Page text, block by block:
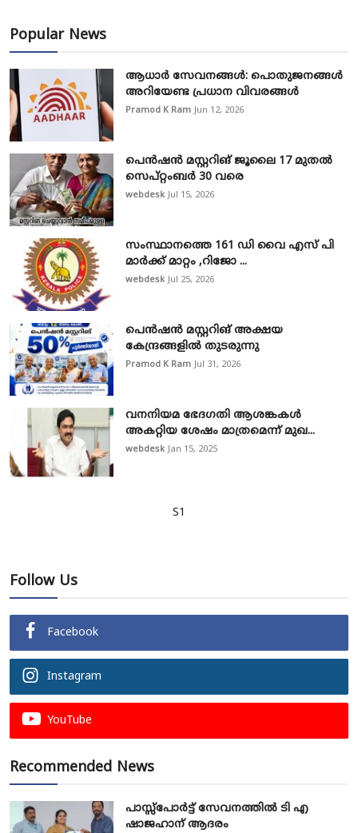
Popular News
ആധാർ സേവനങ്ങൾ: പൊതുജനങ്ങൾ
അറിയേണ്ട പ്രധാന വിവരങ്ങൾ
Pramod K Ram Jun 12, 2026
പെൻഷൻ മസ്റ്ററിങ് ജൂലൈ 17 മുതൽ
സെപ്റ്റംബർ 30 വരെ
webdesk Jul 15, 2026
സംസ്ഥാനത്തെ 161 ഡി വൈ എസ് പി
മാർക്ക് മാറ്റം ,റിജോ ...
webdesk Jul 25, 2026
പെൻഷൻ മസ്റ്ററിങ് അക്ഷയ
കേന്ദ്രങ്ങളിൽ തുടരുന്നു
Pramod K Ram Jul 31, 2026
വനനിയമ ഭേദഗതി ആശങ്കകൾ
അകറ്റിയ ശേഷം മാത്രമെന്ന് മുഖ...
webdesk Jan 15, 2025
S1
Follow Us
Facebook
Instagram
YouTube
Recommended News
പാസ്സ്‌പോർട്ട് സേവനത്തിൽ ടി എ
ഷാജഹാന് ആദരം